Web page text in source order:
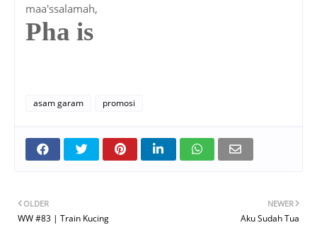
maa'ssalamah,
Pha is
asam garam promosi
NEWER
Aku Sudah Tua
OLDER
WW #83 | Train Kucing